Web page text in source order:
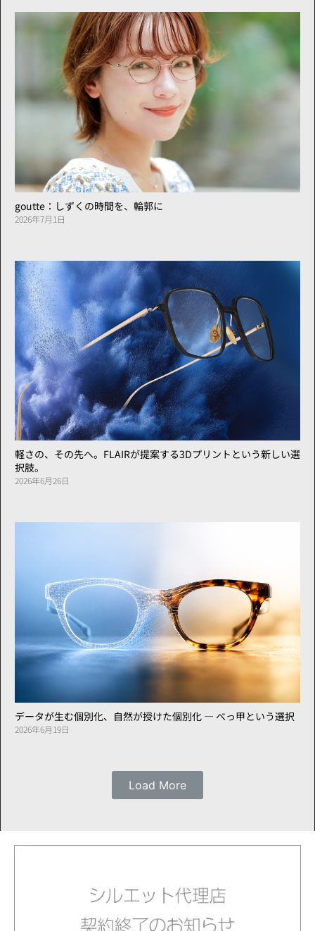
goutte：しずくの時間を、輪郭に
2026年7月1日
軽さの、その先へ。FLAIRが提案する3Dプリントという新しい選
択肢。
2026年6月26日
データが生む個別化、自然が授けた個別化 ― べっ甲という選択
2026年6月19日
Load More